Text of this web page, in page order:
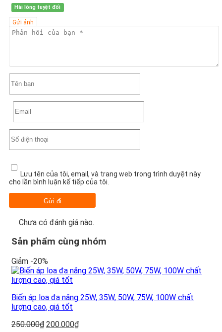
Hài lòng tuyệt đối
Gửi ảnh
Lưu tên của tôi, email, và trang web trong trình duyệt này
cho lần bình luận kế tiếp của tôi.
Chưa có đánh giá nào.
Sản phẩm cùng nhóm
Giảm -20%
Biến áp loa đa năng 25W, 35W, 50W, 75W, 100W chất
lượng cao, giá tốt
250.000₫ Giá
200.000₫Giá